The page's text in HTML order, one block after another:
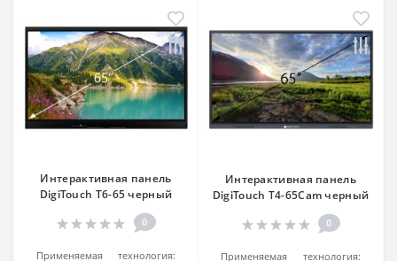
Интерактивная панель
DigiTouch T6-65 черный
0
Применяемая технология:
Интерактивная панель
DigiTouch T4-65Cam черный
0
Применяемая технология: